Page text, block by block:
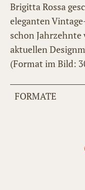
Brigitta Rossa
eleganten
schon
aktuellen
(Format im Bild:
FORMATE